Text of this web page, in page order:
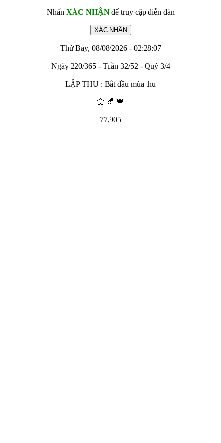
Nhấn XÁC NHẬNđể truy cập diễn đàn
Thứ Bảy, 08/08/2026 - 02:28:07
Ngày 220/365 - Tuần 32/52 - Quý 3/4
LẬP THU : Bắt đầu mùa thu
🌼 🍂 🍁
77,905